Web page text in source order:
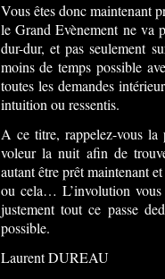
Vous êtes donc maintenant
le Grand Evènement ne va
dur-dur, et pas seulement
moins de temps possible
toutes les demandes
intuition ou ressentis.
A ce titre, rappelez-vous la
voleur la nuit afin de
autant être prêt maintenant
ou cela… L’involution vous
justement tout ce passe
possible.
Laurent DUREAU